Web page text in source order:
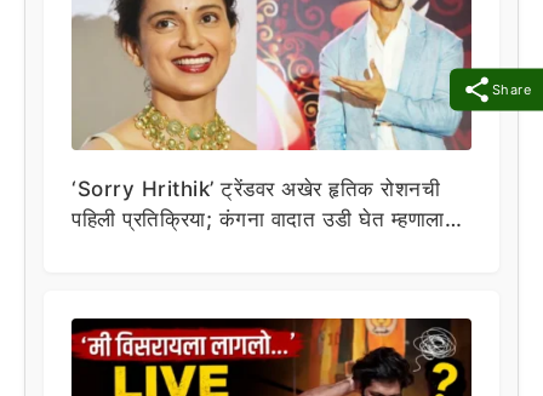
Share
‘Sorry Hrithik’ ट्रेंडवर अखेर हृतिक रोशनची
पहिली प्रतिक्रिया; कंगना वादात उडी घेत म्हणाला…